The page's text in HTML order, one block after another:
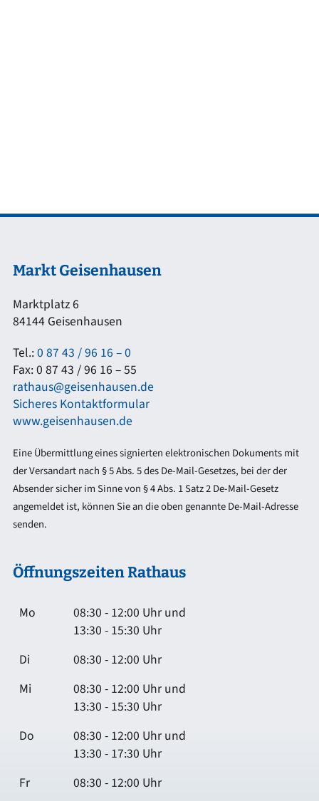
Markt Geisenhausen
Marktplatz 6
84144 Geisenhausen
Tel.:0 87 43 / 96 16 – 0
Fax: 0 87 43 / 96 16 – 55
rathaus@geisenhausen.de
Sicheres Kontaktformular
www.geisenhausen.de
Eine Übermittlung eines signierten elektronischen Dokuments mit
der Versandart nach § 5 Abs. 5 des De-Mail-Gesetzes, bei der der
Absender sicher im Sinne von § 4 Abs. 1 Satz 2 De-Mail-Gesetz
angemeldet ist, können Sie an die oben genannte De-Mail-Adresse
senden.
Öffnungszeiten Rathaus
Mo
08:30 - 12:00 Uhr und
13:30 - 15:30 Uhr
Di
08:30 - 12:00 Uhr
Mi
08:30 - 12:00 Uhr und
13:30 - 15:30 Uhr
Do
08:30 - 12:00 Uhr und
13:30 - 17:30 Uhr
Fr
08:30 - 12:00 Uhr